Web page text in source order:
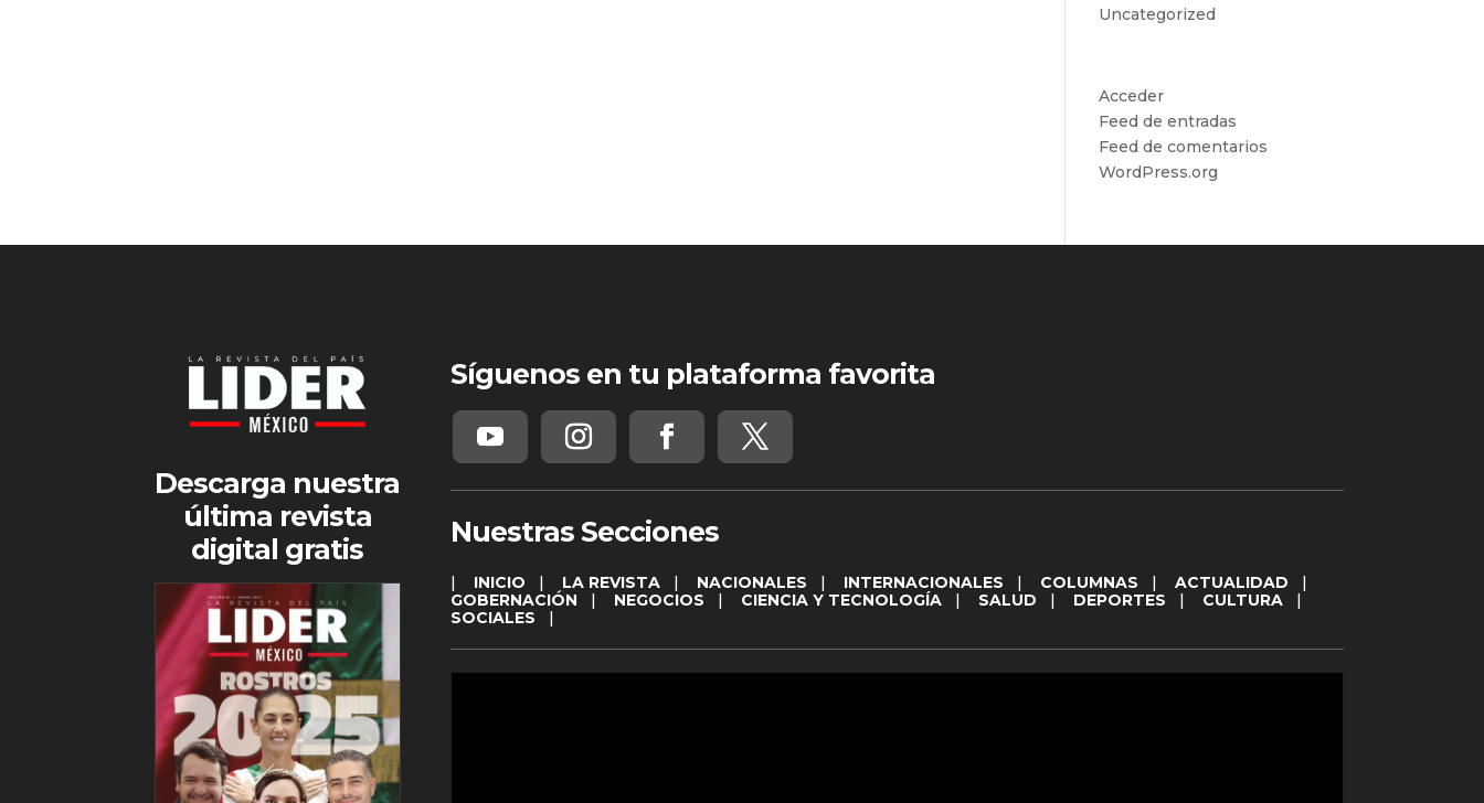
Uncategorized
Acceder
Feed de entradas
Feed de comentarios
WordPress.org
Descarga nuestra
última revista
digital gratis
Síguenos en tu plataforma favorita
Nuestras Secciones
INICIO LA REVISTA| NACIONALES INTERNACIONALES COLUMNAS ACTUALIDAD
GOBERNACIÓN
NEGOCIOS CIENCIA Y TECNOLOGÍA| SALUD DEPORTES CULTURA|
SOCIALES